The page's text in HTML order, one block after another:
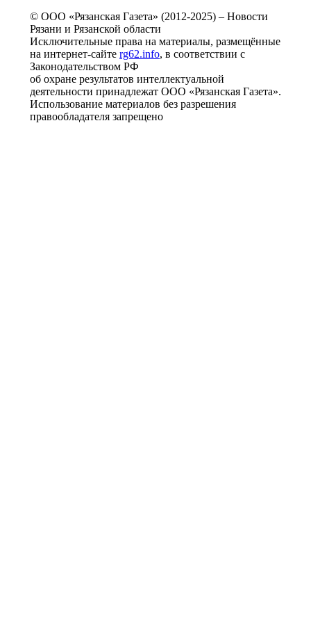
© ООО «Рязанская Газета» (2012-2025) – Новости
Рязани и Рязанской области
Исключительные права на материалы, размещённые
на интернет-сайте rg62.info, в соответствии с
Законодательством РФ
об охране результатов интеллектуальной
деятельности принадлежат ООО «Рязанская Газета».
Использование материалов без разрешения
правообладателя запрещено